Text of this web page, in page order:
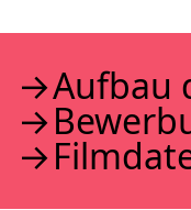
2004
2002Auf­bau